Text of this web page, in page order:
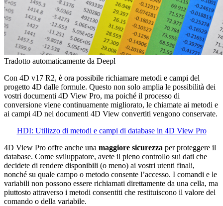
Tradotto automaticamente da Deepl
Con 4D v17 R2, è ora possibile richiamare metodi e campi del
progetto 4D dalle formule. Questo non solo amplia le possibilità dei
vostri documenti 4D View Pro, ma poiché il processo di
conversione viene continuamente migliorato, le chiamate ai metodi e
ai campi 4D nei documenti 4D View convertiti vengono conservate.
HDI: Utilizzo di metodi e campi di database in 4D View Pro
4D View Pro offre anche una maggiore sicurezza per proteggere il
database. Come sviluppatore, avete il pieno controllo sui dati che
decidete di rendere disponibili (o meno) ai vostri utenti finali,
nonché su quale campo o metodo consente l’accesso. I comandi e le
variabili non possono essere richiamati direttamente da una cella, ma
piuttosto attraverso i metodi consentiti che restituiscono il valore del
comando o della variabile.